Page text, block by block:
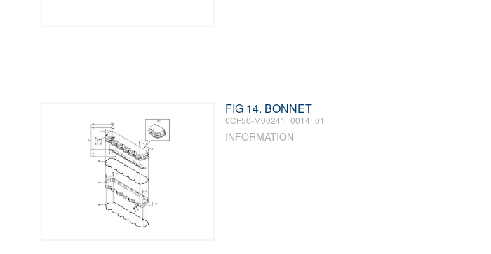
FIG 14. BONNET
0CF50-M00241_0014_01
INFORMATION